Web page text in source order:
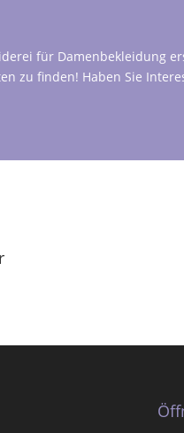
für Damenbekleidung
zu finden! Haben Sie